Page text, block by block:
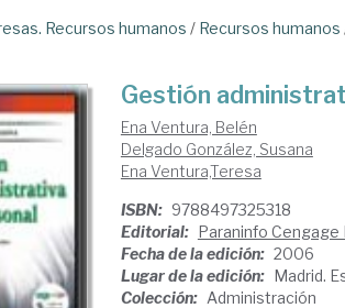
Recursos humanos / Recursos humanos
Gestión
Ena Ventura, Belén
Delgado González, Susana
Ena Ventura,Teresa
ISBN: 9788497325318
Editorial: Paraninfo Cengage
Fecha de la edición: 2006
Lugar de la edición: Madrid.
Colección: Administración